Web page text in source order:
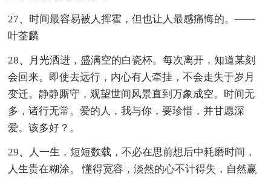
27、时间最容易被人挥霍，但也让人最感痛悔的。——
叶荃麟
28、月光洒进，盛满空的白瓷杯。每次离开，知道某刻
会回来。即使去远行，内心有人牵挂，不会走失于岁月
变迁。静静厮守，观望世间风景直到万象成空。时间无
多，诸行无常。爱的人，我与你，要珍惜，并甘愿深
爱。该多好？。
29、人一生，短短数载，不必在思前想后中耗磨时间，
人生贵在糊涂。 懂得宽容，淡然的心不计得失，自然赢